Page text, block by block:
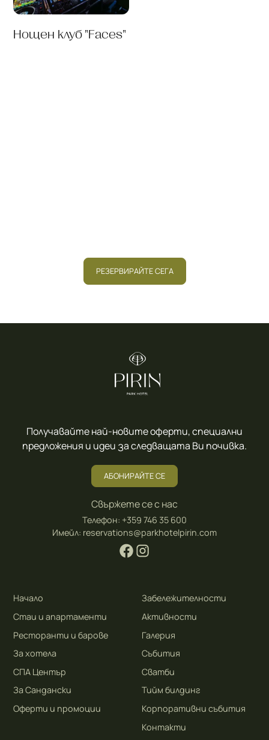
Нощен клуб "Faces"
РЕЗЕРВИРАЙТЕ СЕГА
Получавайте най-новите оферти, специални
предложения и идеи за следващата Ви почивка.
АБОНИРАЙТЕ СЕ
Свържете се с нас
Телефон: +359 746 35 600
Имейл: reservations@parkhotelpirin.com
Начало
Стаи и апартаменти
Ресторанти и барове
За хотела
СПА Център
За Сандански
Оферти и промоции
Забележителности
Активности
Галерия
Събития
Сватби
Тийм билдинг
Корпоративни събития
Контакти